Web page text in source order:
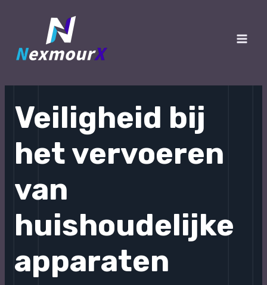
Veiligheid bij
het vervoeren
van
huishoudelijke
apparaten